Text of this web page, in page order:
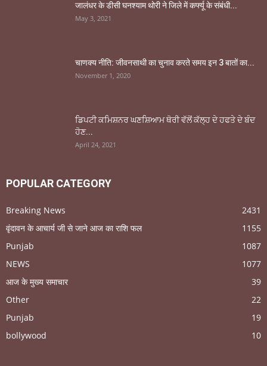
जालंधर के डीसी घनश्याम थोरी ने जिले में कर्फ्यू के संबंधी...
May 3, 2021
चाणक्य नीति: जीवनसाथी का चुनाव करते समय इन 3 बातों का...
November 1, 2020
ਡਿਪਟੀ ਕਮਿਸ਼ਨਰ ਘਣਸ਼ਿਆਮ ਥੋਰੀ ਵੱਲੋਂ ਕੱਲ੍ਹ ਦੇ ਹਫਤੇ ਦੇ ਬੰਦ
ਹੋਣ...
April 24, 2021
POPULAR CATEGORY
Breaking News
2431
वृंदावन के आचार्य जी से जाने आज का राशि फल
1155
Punjab
1087
NEWS
1077
आज के मुख्य समाचार
39
Other
22
Punjab
19
bollywood
10